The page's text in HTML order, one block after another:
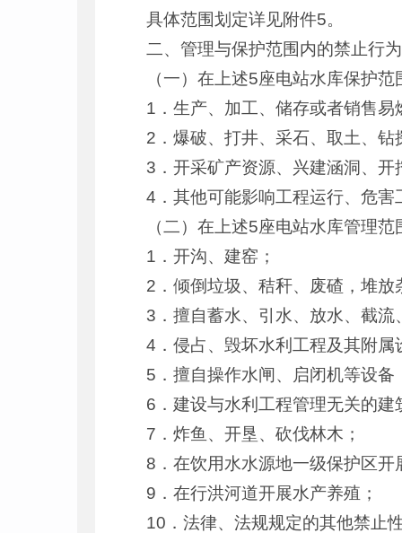
具体范围划定详见附件5。
二、管理与保护范围内的禁止行为
（一）在上述5座电站水库保护
1．生产、加工、储存或者销售
2．爆破、打井、采石、取土、钻
3．开采矿产资源、兴建涵洞、开
4．其他可能影响工程运行、危
（二）在上述5座电站水库管理
1．开沟、建窑；
2．倾倒垃圾、秸秆、废碴，堆
3．擅自蓄水、引水、放水、截流
4．侵占、毁坏水利工程及其附属
5．擅自操作水闸、启闭机等设备
6．建设与水利工程管理无关的建
7．炸鱼、开垦、砍伐林木；
8．在饮用水水源地一级保护区开
9．在行洪河道开展水产养殖；
10．法律、法规规定的其他禁止